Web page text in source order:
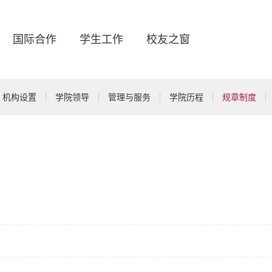
国际合作 学生工作 校友之窗
机构设置 学院领导 管理与服务 学院历程 规章制度